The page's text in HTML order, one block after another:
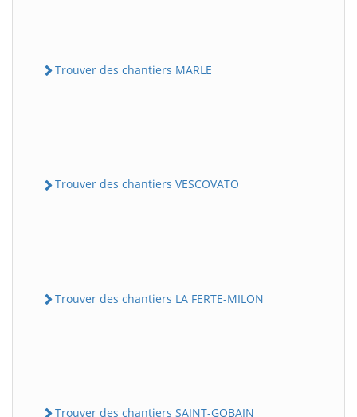
Trouver des chantiers MARLE
Trouver des chantiers VESCOVATO
Trouver des chantiers LA FERTE-MILON
Trouver des chantiers SAINT-GOBAIN